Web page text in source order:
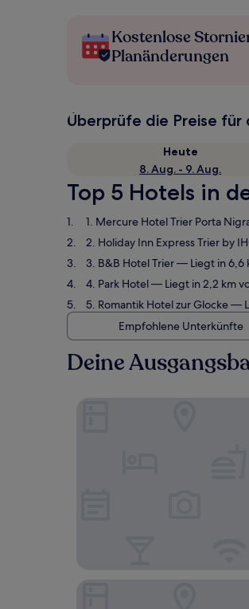
Kostenlose
Planänderungen
Überprüfe die Preise für
Heute
8. Aug. - 9. Aug.
Top 5 Hotels in
1. Mercure Hotel Trier Porta
2. Holiday Inn Express Trier by
3. B&B Hotel Trier— Liegt in 6,6
4. Park Hotel— Liegt in 2,2 km
5. Romantik Hotel zur Glocke—
Empfohlene Unterkünfte
Deine